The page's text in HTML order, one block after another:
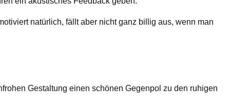
natürlich, fällt aber nicht ganz billig aus, wenn man
Gestaltung einen schönen Gegenpol zu den ruhigen